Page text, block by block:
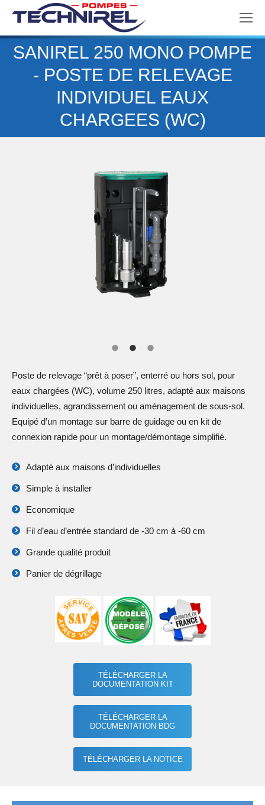
SANIREL 250 MONO POMPE
- POSTE DE RELEVAGE
INDIVIDUEL EAUX
CHARGEES (WC)
Poste de relevage “prêt à poser”, enterré ou hors sol, pour
eaux chargées (WC), volume 250 litres, adapté aux maisons
individuelles, agrandissement ou aménagement de sous-sol.
Equipé d’un montage sur barre de guidage ou en kit de
connexion rapide pour un montage/démontage simplifié.
Adapté aux maisons d’individuelles
Simple à installer
Economique
Fil d’eau d’entrée standard de -30 cm à -60 cm
Grande qualité produit
Panier de dégrillage
TÉLÉCHARGER LA
DOCUMENTATION KIT
TÉLÉCHARGER LA
DOCUMENTATION BDG
TÉLÉCHARGER LA NOTICE